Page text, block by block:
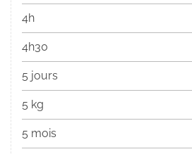
4h
4h30
5 jours
5 kg
5 mois